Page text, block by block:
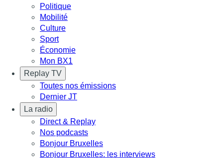
Politique
Mobilité
Culture
Sport
Économie
Mon BX1
Replay TV
Toutes nos émissions
Dernier JT
La radio
Direct & Replay
Nos podcasts
Bonjour Bruxelles
Bonjour Bruxelles: les interviews